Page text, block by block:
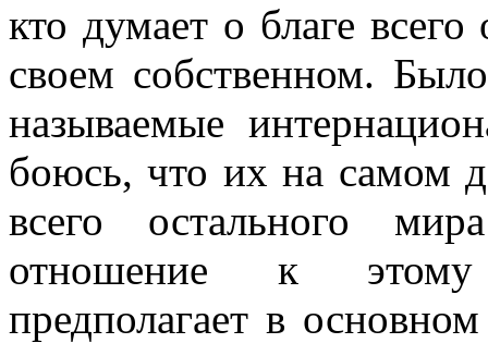
кто думает о благе
своем собственном.
называемые
боюсь, что их на самом
всего остального
отношение к этому
предполагает в